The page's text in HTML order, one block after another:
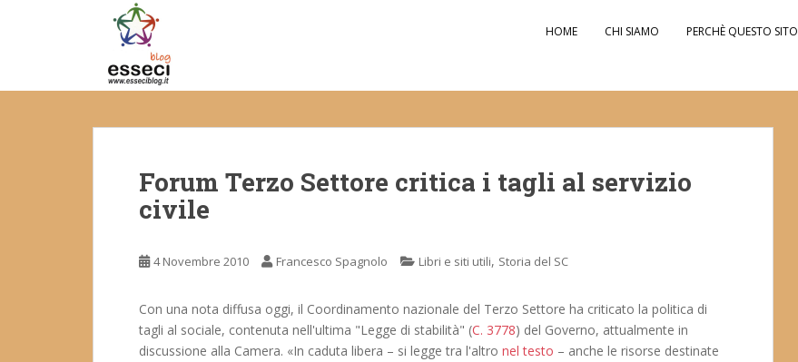
t
HOME CHI SIAMO PERCHÈ QUESTO SITO
Forum Terzo Settore critica i tagli al servizio
civile
4 Novembre 2010 Francesco Spagnolo Libri e siti utili, Storia del SC
Con una nota diffusa oggi, il Coordinamento nazionale del Terzo Settore ha criticato la politica di
tagli al sociale, contenuta nell'ultima "Legge di stabilità" (C. 3778) del Governo, attualmente in
discussione alla Camera. «In caduta libera – si legge tra l'altro nel testo – anche le risorse destinate